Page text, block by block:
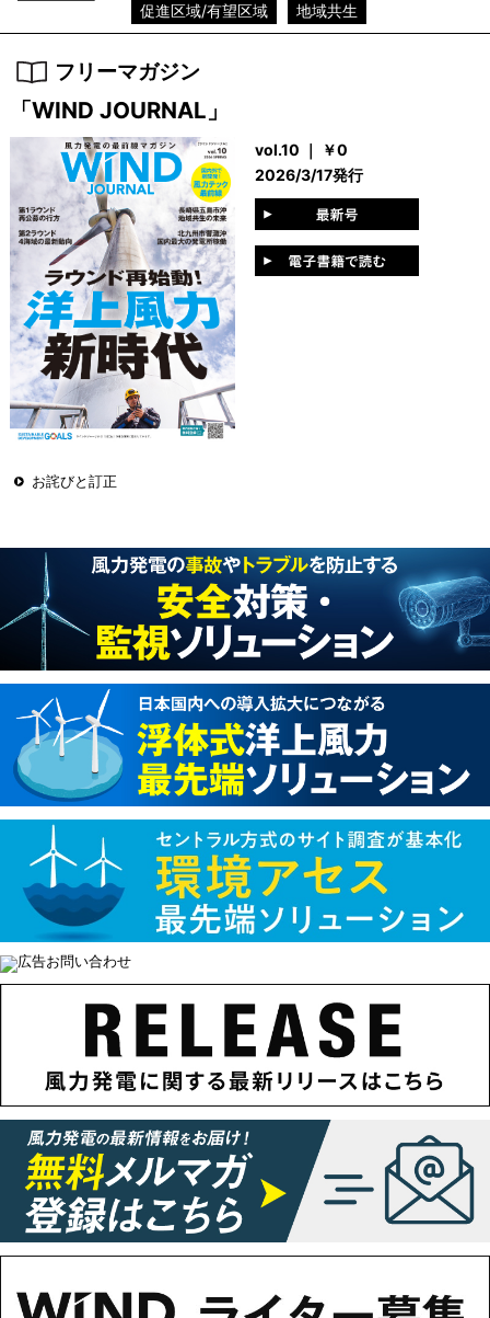
促進区域/有望区域
地域共生
フリーマガジン
「WIND JOURNAL」
vol.10 ｜ ￥0
2026/3/17発行
お詫びと訂正